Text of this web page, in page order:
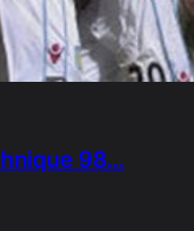
98…